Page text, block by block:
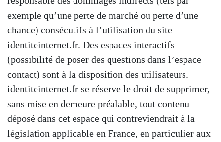
exemple qu’une perte de marché ou perte d’une
chance) consécutifs à l’utilisation du site
identiteinternet.fr. Des espaces interactifs
(possibilité de poser des questions dans l’espace
contact) sont à la disposition des utilisateurs.
identiteinternet.fr se réserve le droit de supprimer,
sans mise en demeure préalable, tout contenu
déposé dans cet espace qui contreviendrait à la
législation applicable en France, en particulier aux